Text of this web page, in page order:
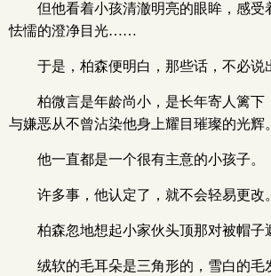
但他看着小孩清澈明亮的眼眸，感受
怯懦的澄净目光……
于是，柏森便明白，那些话，不必说
柏微言是年龄尚小，是长年寄人篱下
与嫌恶从不曾沾染他身上耀目璀璨的光辉。
他一直都是一个很有主意的小孩子。
许多事，他认定了，就不会轻易更改。
柏森忽地想起小家伙头顶那对被帽子
绒软的毛耳朵是三角形的，雪白的毛